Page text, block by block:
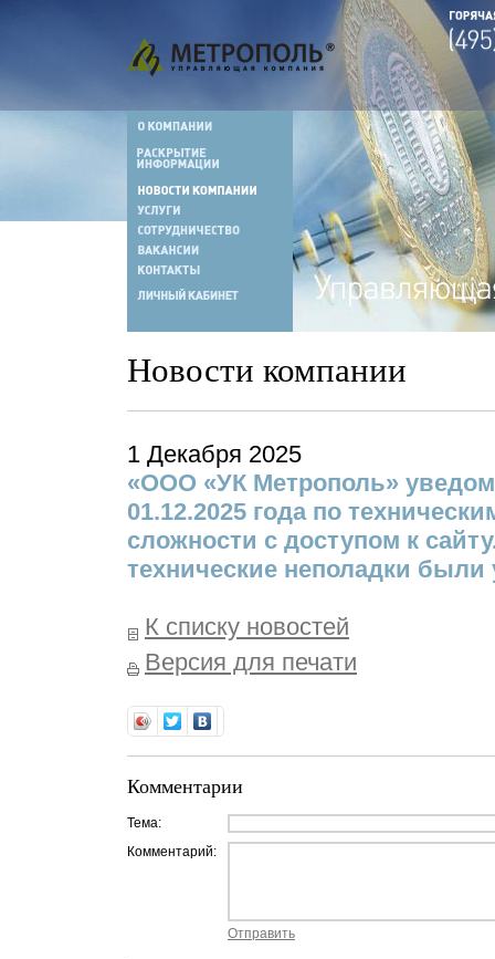
Новости компании
1 Декабря 2025
«ООО «УК Метрополь»
01.12.2025 года по
сложности с доступом к
технические неполадки были
К списку новостей
Версия для печати
Комментарии
Тема:
Комментарий:
Отправить